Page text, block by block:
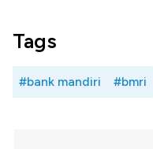
Tags
#bank mandiri #bmri